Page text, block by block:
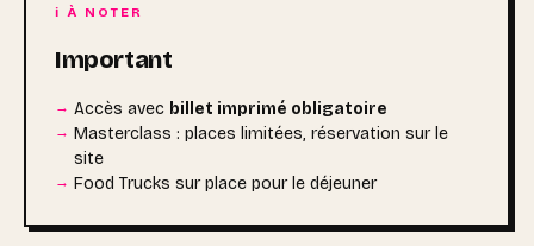
ℹ️ À NOTER
Important
Accès avec billet imprimé obligatoire
Masterclass : places limitées, réservation sur le
site
Food Trucks sur place pour le déjeuner